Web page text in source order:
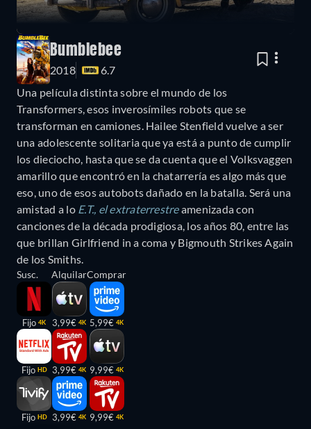
Bumblebee
2018
6.7
Una película distinta sobre el mundo de los
Transformers, esos inverosímiles robots que se
transforman en camiones. Hailee Stenfield vuelve a ser
una adolescente solitaria que ya está a punto de cumplir
los dieciocho, hasta que se da cuenta que el Volksvaggen
amarillo que encontró en la chatarrería es algo más que
eso, uno de esos autobots dañado en la batalla. Será una
amistad a lo E.T., el extraterrestreamenizada con
canciones de la década prodigiosa, los años 80, entre las
que brillan Girlfriend in a coma y Bigmouth Strikes Again
de los Smiths.
Susc.
Fijo 4K
Fijo HD
Fijo HD
Alquilar
3,99€ 4K
3,99€ 4K
3,99€ 4K
Comprar
5,99€ 4K
9,99€ 4K
9,99€ 4K